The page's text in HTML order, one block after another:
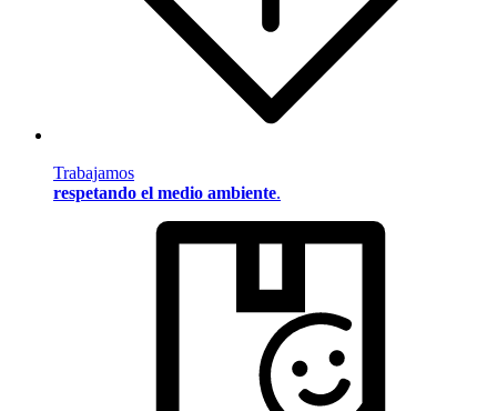
Trabajamos
respetando el medio ambiente.